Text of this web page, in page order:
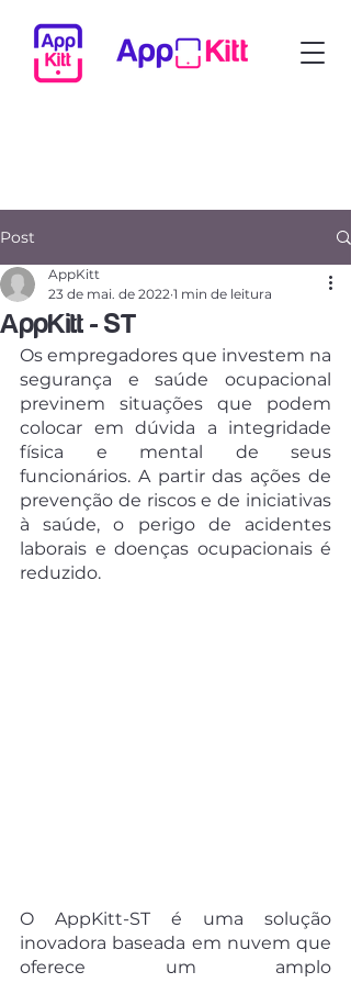
Post
AppKitt - ST
AppKitt
23 de mai. de 2022 1 min de leitura
Os empregadores que investem na
segurança e saúde ocupacional
previnem situações que podem
colocar em dúvida a integridade
física e mental de seus
funcionários. A partir das ações de
prevenção de riscos e de iniciativas
à saúde, o perigo de acidentes
laborais e doenças ocupacionais é
reduzido.
O AppKitt-ST é uma solução
inovadora baseada em nuvem que
oferece um amplo